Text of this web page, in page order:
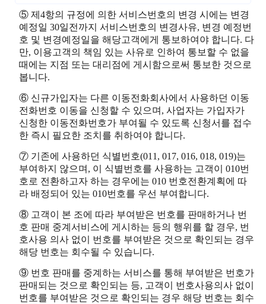
⑤ 제4항의 규정에 의한 서비스번호의 변경 시에는 변경
예정일 30일전까지 서비스번호의 변경사유, 변경 예정번
호 및 변경예정일을 해당고객에게 통보하여야 합니다. 다
만, 이용고객의 책임 있는 사유로 인하여 통보할 수 없을
때에는 지점 또는 대리점에 게시함으로써 통보한 것으로
봅니다.
⑥ 신규가입자는 다른 이동전화회사에서 사용하던 이동
전화번호 이동을 신청할 수 있으며, 사업자는 가입자가
신청한 이동전화번호가 부여될 수 있도록 신청서를 접수
한 즉시 필요한 조치를 취하여야 합니다.
⑦ 기존에 사용하던 식별번호(011, 017, 016, 018, 019)는
부여하지 않으며, 이 식별번호를 사용하는 고객이 010번
호로 전환하고자 하는 경우에는 010 번호전환계획에 따
라 배정되어 있는 010번호를 우선 부여합니다.
⑧ 고객이 본 조에 따라 부여받은 번호를 판매하거나 번
호 판매 중계서비스에 게시하는 등의 행위를 할 경우, 번
호사용 의사 없이 번호를 부여받은 것으로 확인되는 경우
해당 번호는 회수될 수 있습니다.
⑨ 번호 판매를 중계하는 서비스를 통해 부여받은 번호가
판매되는 것으로 확인되는 등, 고객이 번호사용의사 없이
번호를 부여받은 것으로 확인되는 경우 해당 번호는 회수